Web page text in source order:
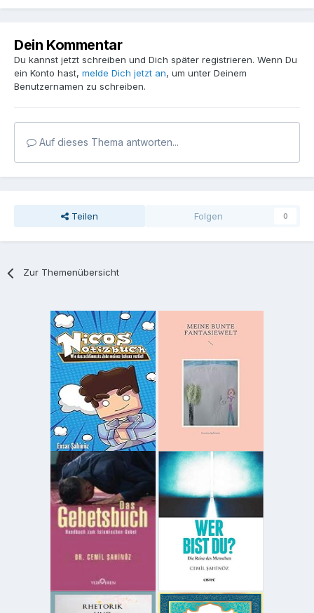
Dein Kommentar
Du kannst jetzt schreiben und Dich später registrieren. Wenn Du
ein Konto hast, melde Dich jetzt an, um unter Deinem
Benutzernamen zu schreiben.
Auf dieses Thema antworten...
Teilen Folgen 0
Zur Themenübersicht